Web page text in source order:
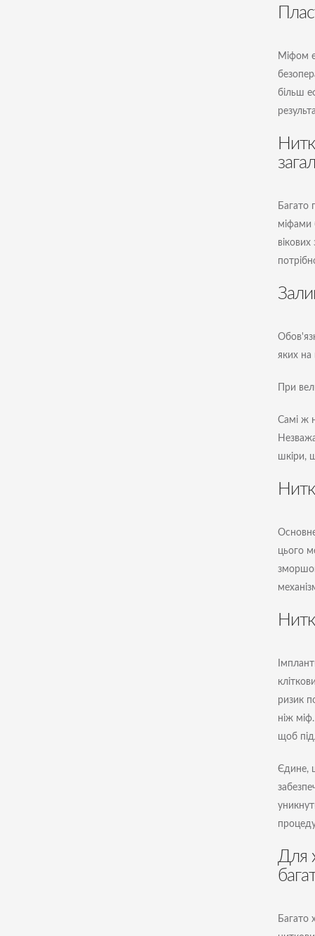
Міфом є
більш
Багато
міфами
яких на
При
Самі ж
шкіри,
цього
ризик
ніж
щоб
Єдине,
Для
Багато